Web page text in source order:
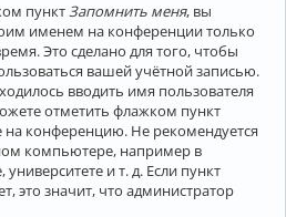
пунктЗапомнить меня, вы
именем на конференции только
Это сделано для того, чтобы
вашей учётной записью.
вводить имя пользователя
отметить флажком пункт
на конференцию. Не рекомендуется
компьютере, например в
и т. д. Если пункт
это значит, что администратор